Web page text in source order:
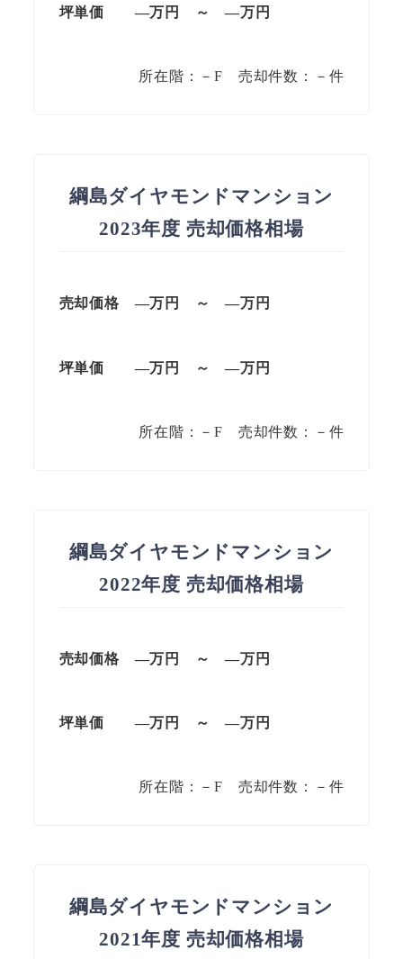
坪単価 —万円 ～ —万円
所在階：－F 売却件数：－件
綱島ダイヤモンドマンション
2023年度 売却価格相場
売却価格 —万円 ～ —万円
坪単価 —万円 ～ —万円
所在階：－F 売却件数：－件
綱島ダイヤモンドマンション
2022年度 売却価格相場
売却価格 —万円 ～ —万円
坪単価 —万円 ～ —万円
所在階：－F 売却件数：－件
綱島ダイヤモンドマンション
2021年度 売却価格相場